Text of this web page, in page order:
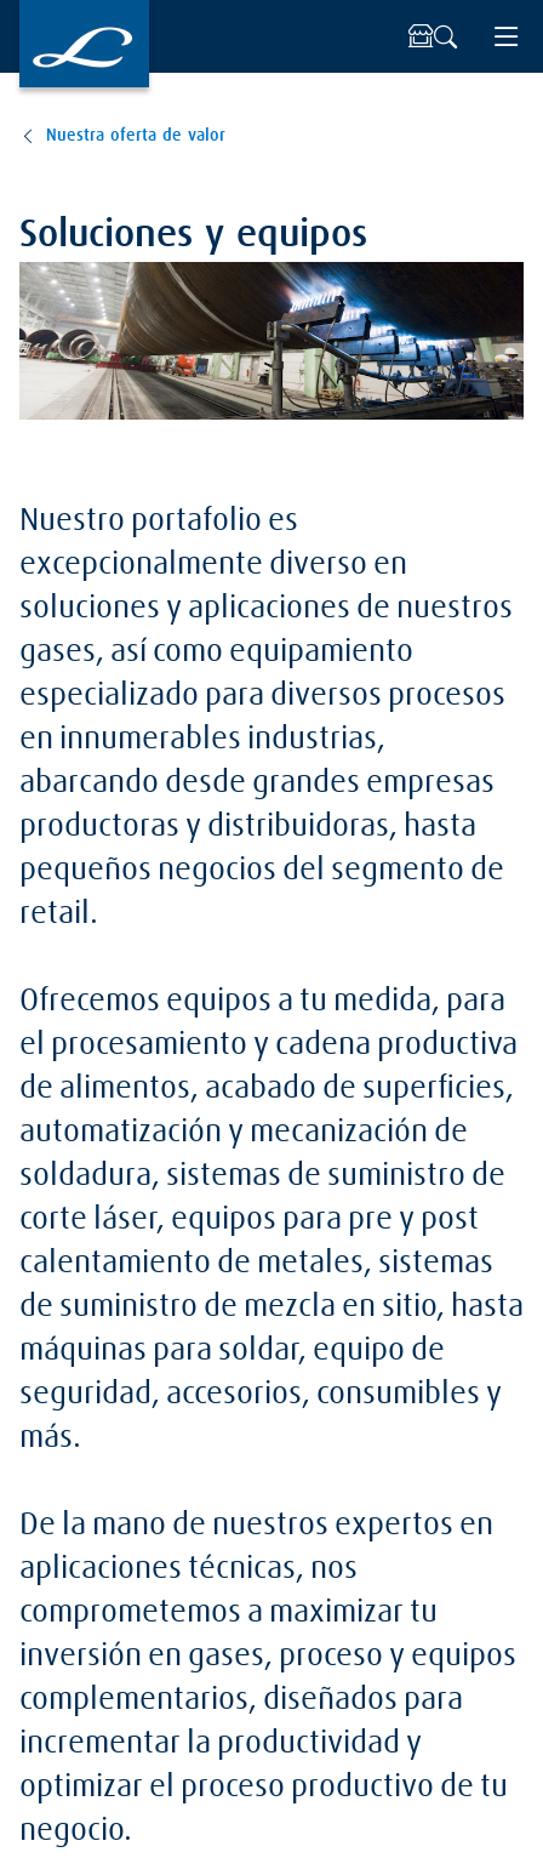
Nuestra oferta de valor
Soluciones y equipos
Nuestro portafolio es
excepcionalmente diverso en
soluciones y aplicaciones de nuestros
gases, así como equipamiento
especializado para diversos procesos
en innumerables industrias,
abarcando desde grandes empresas
productoras y distribuidoras, hasta
pequeños negocios del segmento de
retail.
Ofrecemos equipos a tu medida, para
el procesamiento y cadena productiva
de alimentos, acabado de superficies,
automatización y mecanización de
soldadura, sistemas de suministro de
corte láser, equipos para pre y post
calentamiento de metales, sistemas
de suministro de mezcla en sitio, hasta
máquinas para soldar, equipo de
seguridad, accesorios, consumibles y
más.
De la mano de nuestros expertos en
aplicaciones técnicas, nos
comprometemos a maximizar tu
inversión en gases, proceso y equipos
complementarios, diseñados para
incrementar la productividad y
optimizar el proceso productivo de tu
negocio.